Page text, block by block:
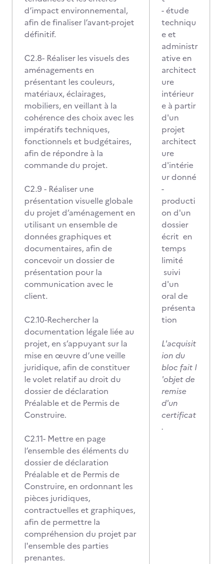
d’impact environnemental,
afin de finaliser l’avant-projet
définitif.
C2.8- Réaliser les visuels des
aménagements en
présentant les couleurs,
matériaux, éclairages,
mobiliers, en veillant à la
cohérence des choix avec les
impératifs techniques,
fonctionnels et budgétaires,
afin de répondre à la
commande du projet.
C2.9 - Réaliser une
présentation visuelle globale
du projet d’aménagement en
utilisant un ensemble de
données graphiques et
documentaires, afin de
concevoir un dossier de
présentation pour la
communication avec le
client.
C2.10-Rechercher la
documentation légale liée au
projet, en s’appuyant sur la
mise en œuvre d’une veille
juridique, afin de constituer
le volet relatif au droit du
dossier de déclaration
Préalable et de Permis de
Construire.
C2.11- Mettre en page
l’ensemble des éléments du
dossier de déclaration
Préalable et de Permis de
Construire, en ordonnant les
pièces juridiques,
contractuelles et graphiques,
afin de permettre la
compréhension du projet par
l'ensemble des parties
prenantes.
- étude
techniqu
e et
administr
ative en
architect
ure
intérieur
e à partir
d'un
projet
architect
ure
d'intérie
ur donné
-
producti
on d'un
dossier
écrit en
temps
limité
suivi
d'un
oral de
présenta
tion
L'acquisit
ion du
bloc fait l
'objet de
remise
d'un
certificat
.